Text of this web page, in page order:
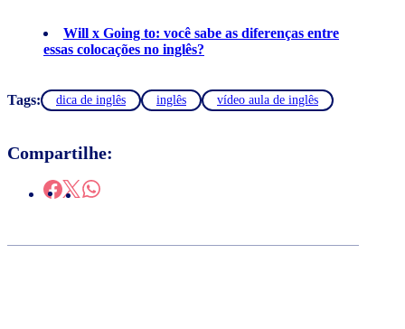
Will x Going to: você sabe as diferenças entre
essas colocações no inglês?
Tags: dica de inglês inglês vídeo aula de inglês
Compartilhe: